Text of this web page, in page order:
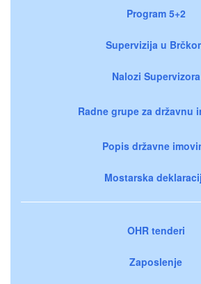
Program 5+2
Supervizija u
Nalozi Supervizora
Radne grupe za državnu
Popis državne
Mostarska
OHR tenderi
Zaposlenje